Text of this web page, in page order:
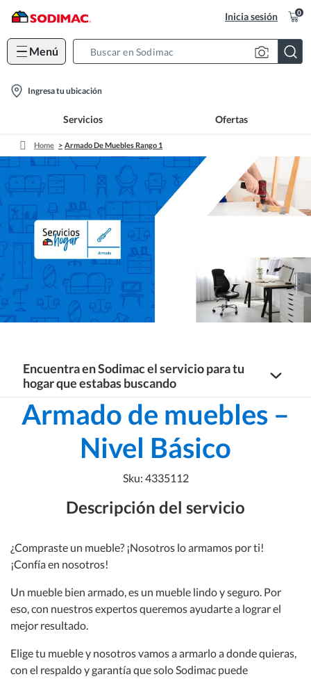
Inicia sesión 0
Menú
location-
Ingresa tu ubicación
Servicios Ofertas
Home Armado De Muebles Rango 1
Encuentra en Sodimac el servicio para tu
hogar que estabas buscando
Servicios Hogar
Centro de Proyectos de Baños y Cocinas
Agenda tu servicio de diseño de Baños y Cocinas
medida
Agenda tu servicio de Tableros a medida
Centro de Decoración a medida
Persianas
Proyectos a medida
Baños
Cocina
Lavado y Desinfección
Armado de muebles –
Nivel Básico
Sku: 4335112
Descripción del servicio
¿Compraste un mueble? ¡Nosotros lo armamos por ti!
¡Confía en nosotros!
Un mueble bien armado, es un mueble lindo y seguro. Por
eso, con nuestros expertos queremos ayudarte a lograr el
mejor resultado.
Elige tu mueble y nosotros vamos a armarlo a donde quieras,
con el respaldo y garantía que solo Sodimac puede